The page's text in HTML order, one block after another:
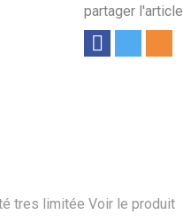
partager l'article
tres limitée Voir le produit